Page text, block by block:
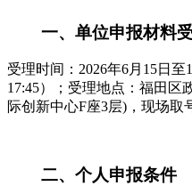
一、单位申报材料受
受理时间：2026年6月15日至
17:45）；受理地点：福田区
际创新中心F座3层)，现场取
二、个人申报条件